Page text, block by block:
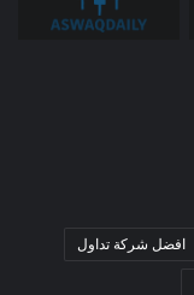
افضل شركة تداول